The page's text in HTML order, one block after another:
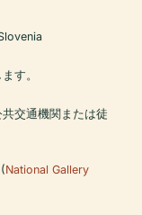
す。
交通機関または徒
National Gallery